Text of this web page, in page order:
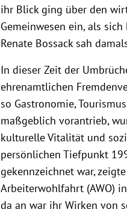
ihr Blick ging über den
Gemeinwesen ein, als
Renate Bossack sah
In dieser Zeit der
ehrenamtlichen
so Gastronomie,
maßgeblich vorantrieb,
kulturelle Vitalität und
persönlichen Tiefpunkt
gekennzeichnet war,
Arbeiterwohlfahrt (AWO)
da an war ihr Wirken von